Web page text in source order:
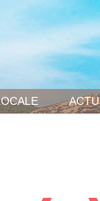
ACTU